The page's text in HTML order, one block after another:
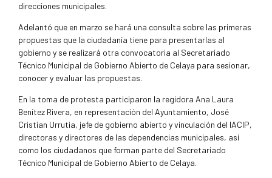
direcciones municipales.
Adelantó que en marzo se hará una consulta sobre las primeras
propuestas que la ciudadanía tiene para presentarlas al
gobierno y se realizará otra convocatoria al Secretariado
Técnico Municipal de Gobierno Abierto de Celaya para sesionar,
conocer y evaluar las propuestas.
En la toma de protesta participaron la regidora Ana Laura
Benítez Rivera, en representación del Ayuntamiento, José
Cristian Urrutia, jefe de gobierno abierto y vinculación del IACIP,
directoras y directores de las dependencias municipales, así
como los ciudadanos que forman parte del Secretariado
Técnico Municipal de Gobierno Abierto de Celaya.